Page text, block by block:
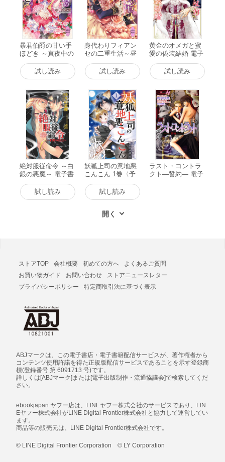
暴君伯爵の甘い手
ほどき ～真夜中の
秘めごと～ 電子書
籍版
試し読み
身代わりフィアン
セの二重生活～昼
も夜も愛されて～
電子書籍版
試し読み
黄金のオメガと蜜
愛の偽装結婚 電子
書籍版
試し読み
絶対服従命令 ～白
銀の悪魔～ 電子書
籍版
試し読み
妖狐上司の意地悪
こんこん 1巻〈予
言された運命の伴
侶〉 電子書籍版
試し読み
ラスト・コントラ
クト―誓約― 電子
ストアTOP 会社概要 初めての方へ
よくあるご質問
お買い物ガイド
お問い合わせ
ストアニュースレター
プライバシーポリシー
特定商取引法に基づく表示
ABJマークは、この電子書店・電子書籍配信サービスが、著作権者から
コンテンツ使用許諾を得た正規版配信サービスであることを示す登録商
標(登録番号 第 6091713 号)です。
詳しくは[ABJマーク]または[電子出版制作・流通協議会]で検索してくだ
さい。
ebookjapan ヤフー店は、LINEヤフー株式会社のサービスであり、LIN
Eヤフー株式会社がLINE Digital Frontier株式会社と協力して運営してい
ます。
商品等の販売元は、LINE Digital Frontier株式会社です。
© LINE Digital Frontier Corporation © LY Corporation